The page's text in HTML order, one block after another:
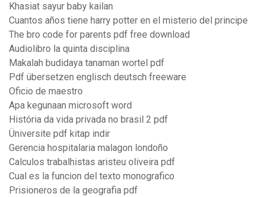
Khasiat sayur baby kailan
Cuantos años tiene harry potter en el misterio del principe
The bro code for parents pdf free download
Audiolibro la quinta disciplina
Makalah budidaya tanaman wortel pdf
Pdf übersetzen englisch deutsch freeware
Oficio de maestro
Apa kegunaan microsoft word
História da vida privada no brasil 2 pdf
Üniversite pdf kitap indir
Gerencia hospitalaria malagon londoño
Calculos trabalhistas aristeu oliveira pdf
Cual es la funcion del texto monografico
Prisioneros de la geografia pdf